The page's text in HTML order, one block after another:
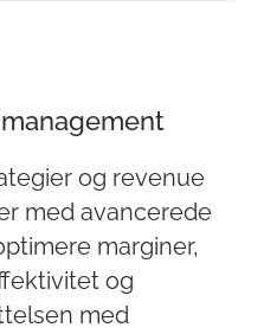
og revenue
med avancerede
marginer,
og
med